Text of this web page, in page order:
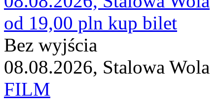
od 19,00 pln kup bilet
Bez wyjścia
08.08.2026, Stalowa Wola
FILM